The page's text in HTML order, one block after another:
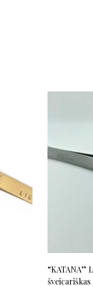
“KATANA”